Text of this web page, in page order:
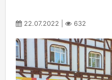
22.07.2022 | 632